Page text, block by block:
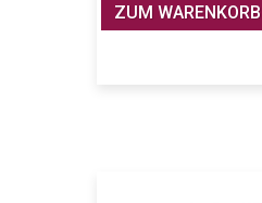
ZUM